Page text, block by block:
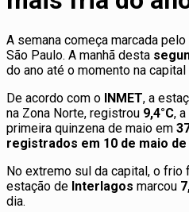
A semana começa marcada
São Paulo. A manhã desta
do ano até o momento na capital
De acordo com o INMET, a
na Zona Norte, registrou 9,4°C,
primeira quinzena de maio em
registrados em 10 de maio de
No extremo sul da capital, o frio
estação de Interlagos marcou
dia.